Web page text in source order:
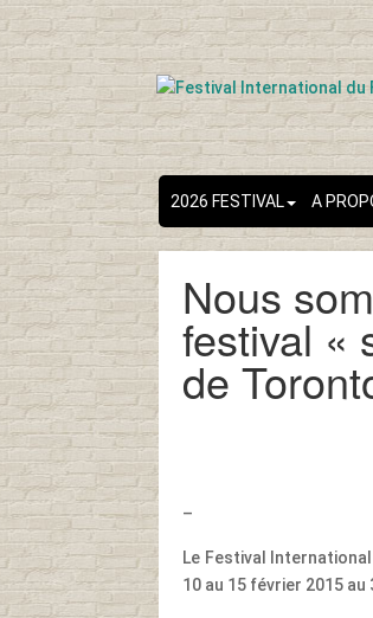
2026 FESTIVAL A
Nous
festival «
de
–
Le Festival
10 au 15 février 2015 au